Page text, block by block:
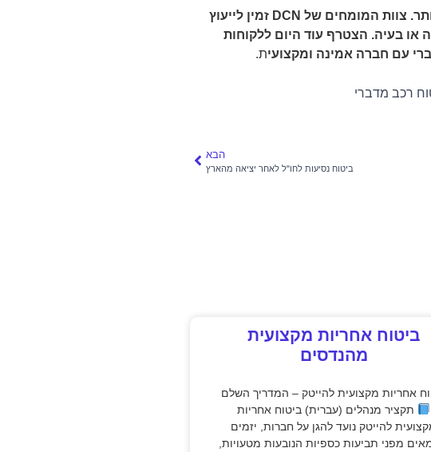
DCN מחויבת לספק ללקוחותיה שירות לקוחות ברמה הגבוהה ביותר. צוות המומחים של DCN זמין לייעוץ
או בעיה. הצטרף עוד היום ללקוחות
ת.
רכב מדברי
הבא
ביטוח נסיעות לחו"ל לאחר יציאה מהארץ
ביטוח אחריות מקצועית
מהנדסים
אחריות מקצועית להייטק – המדריך השלם
תקציר מנהלים (עברית) ביטוח אחריות
להייטק נועד להגן על חברות, יזמים
מפני תביעות כספיות הנובעות מטעויות,